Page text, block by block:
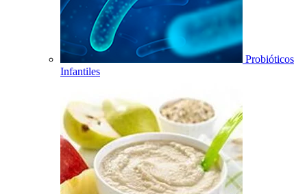
Probióticos
Infantiles